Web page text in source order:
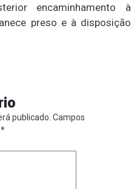
encaminhamento à
preso e à disposição
publicado. Campos
*